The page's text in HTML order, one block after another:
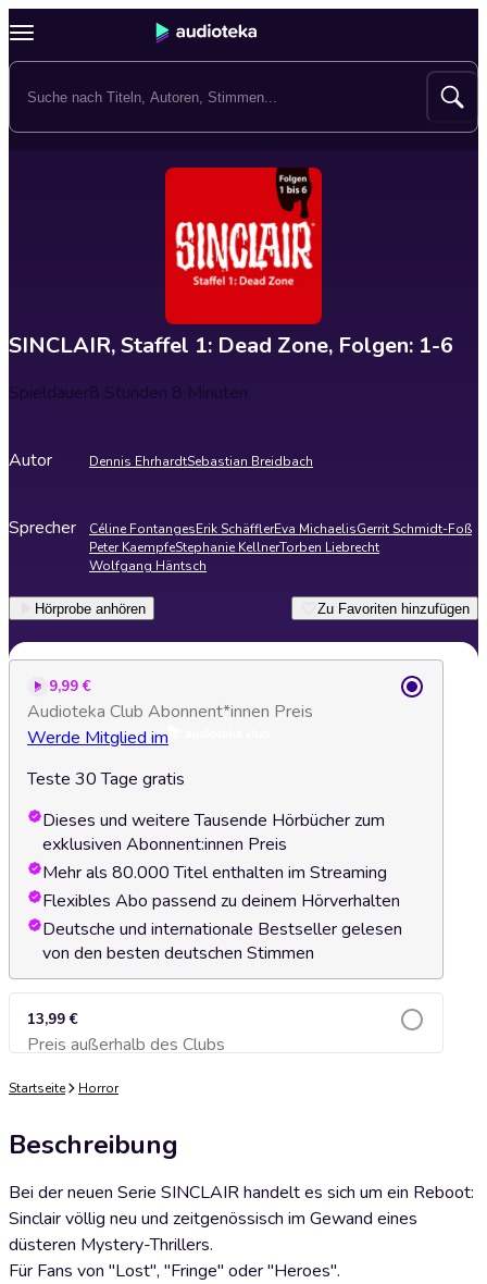
SINCLAIR, Staffel 1: Dead Zone, Folgen: 1-6
Spieldauer8 Stunden 8 Minuten
Autor Dennis EhrhardtSebastian Breidbach
Sprecher Céline FontangesErik SchäfflerEva MichaelisGerrit Schmidt-Foß
Peter KaempfeStephanie KellnerTorben Liebrecht
Wolfgang Häntsch
Hörprobe anhören Zu Favoriten hinzufügen
9,99 €
Audioteka Club Abonnent*innen Preis
Werde Mitglied im
Teste 30 Tage gratis
Dieses und weitere Tausende Hörbücher zum
exklusiven Abonnent:innen Preis
Mehr als 80.000 Titel enthalten im Streaming
Flexibles Abo passend zu deinem Hörverhalten
Deutsche und internationale Bestseller gelesen
von den besten deutschen Stimmen
13,99 €
Preis außerhalb des ClubsZum Warenkorb hinzufügen
Startseite Horror
Beschreibung
Bei der neuen Serie SINCLAIR handelt es sich um ein Reboot:
Sinclair völlig neu und zeitgenössisch im Gewand eines
düsteren Mystery-Thrillers.
Für Fans von "Lost", "Fringe" oder "Heroes".